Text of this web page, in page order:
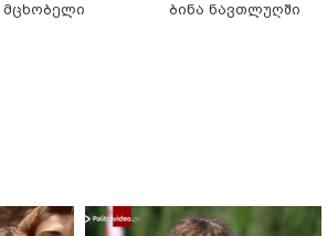
მცხობელი
ბინა ნავთლუღში